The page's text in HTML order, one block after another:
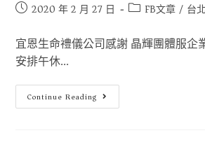
2020 年 2 月 27 日 FB文章 / 台
宜恩生命禮儀公司感謝 晶輝團體服企
安排午休...
Continue Reading